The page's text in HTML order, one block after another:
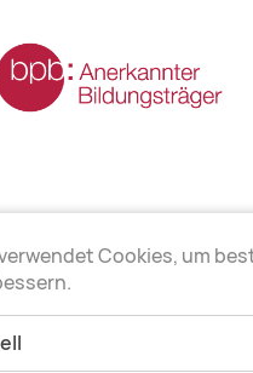
Cookies, um